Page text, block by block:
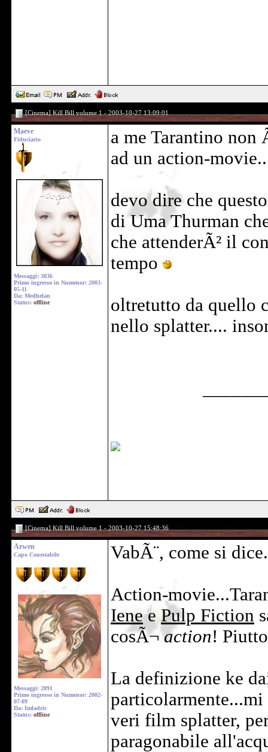
[Cinema] Kill Bill volume 1 - 2003-10-27 13:09:01
Maeve
Fiduciario
Messaggi: 3036
Primo ingresso in Numenor: 2003-
05-11
Da: Medhelan
Status: offline
a me Tarantino non
ad un action-
devo dire che
di Uma Thurman
che attenderÃ² il
tempo
oltretutto da quello
nello splatter....
[Cinema] Kill Bill volume 1 - 2003-10-27 15:48:36
Arwen
Capo Conestabile
Messaggi: 2891
Primo ingresso in Numenor: 2002-
07-09
Da: Imladris
Status: offline
VabÃ¨, come si
Action-
IeneePulp Fiction
cosÃ¬action!
La definizione ke
veri film splatter,
paragonabile